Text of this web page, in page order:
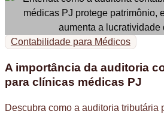
Contabilidade para Médicos
A importância da auditoria
para clínicas médicas PJ
Descubra como a auditoria tributária